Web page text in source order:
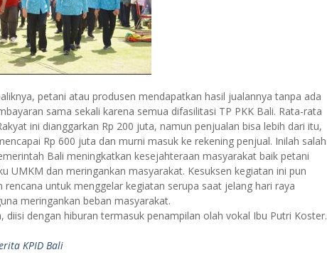
petani atau produsen mendapatkan hasil jualannya tanpa ada
sama sekali karena semua difasilitasi TP PKK Bali. Rata-rata
ini dianggarkan Rp 200 juta, namun penjualan bisa lebih dari itu,
Rp 600 juta dan murni masuk ke rekening penjual. Inilah salah
Bali meningkatkan kesejahteraan masyarakat baik petani
UMKM dan meringankan masyarakat. Kesuksen kegiatan ini pun
rencana untuk menggelar kegiatan serupa saat jelang hari raya
meringankan beban masyarakat.
diisi dengan hiburan termasuk penampilan olah vokal Ibu Putri Koster.
KPID Bali